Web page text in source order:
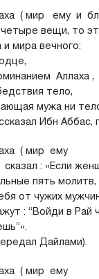
( мир ему и
вещи, то
мира вечного:
Аллаха ,
тело,
мужа ни
Ибн Аббас,
( мир ему
: «Если
пять
от чужих
: “Войди в Рай
Дайлами).
( мир ему